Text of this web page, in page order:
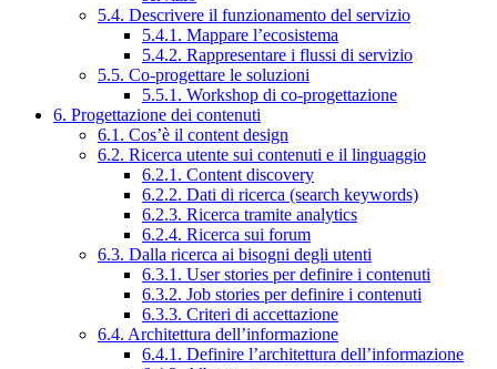
5.4. Descrivere il funzionamento del servizio
5.4.1. Mappare l’ecosistema
5.4.2. Rappresentare i flussi di servizio
5.5. Co-progettare le soluzioni
5.5.1. Workshop di co-progettazione
6. Progettazione dei contenuti
6.1. Cos’è il content design
6.2. Ricerca utente sui contenuti e il linguaggio
6.2.1. Content discovery
6.2.2. Dati di ricerca (search keywords)
6.2.3. Ricerca tramite analytics
6.2.4. Ricerca sui forum
6.3. Dalla ricerca ai bisogni degli utenti
6.3.1. User stories per definire i contenuti
6.3.2. Job stories per definire i contenuti
6.3.3. Criteri di accettazione
6.4. Architettura dell’informazione
6.4.1. Definire l’architettura dell’informazione